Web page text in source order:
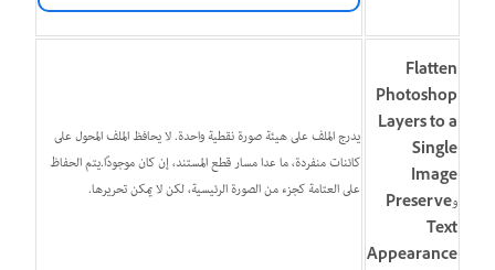
Flatten
Photoshop
Layers to a
Single
Image
وPreserve
Text
Appearance
يدرج الملف على هيئة صورة نقطية واحدة. لا يحافظ الملف المحول على
كائنات منفردة، ما عدا مسار قطع المستند، إن كان موجودًا.يتم الحفاظ
على العتامة كجزء من الصورة الرئيسية، لكن لا يمكن تحريرها.